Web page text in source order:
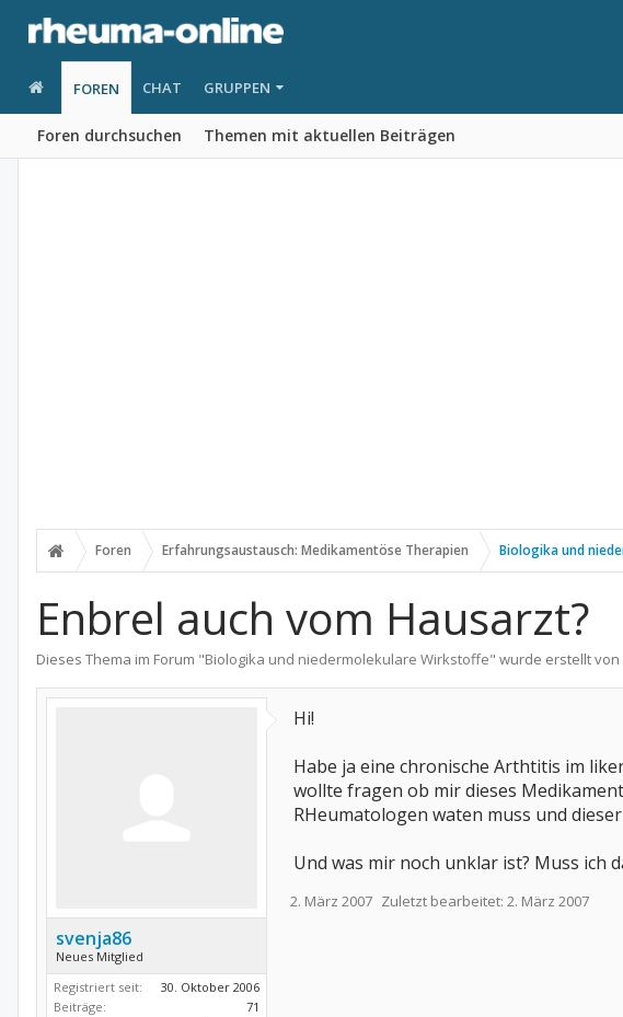
FOREN
Foren durchsuchen Themen mit aktuellen Beiträgen
CHAT GRUPPEN
Foren Erfahrungsaustausch: Medikamentöse Therapien Biologika und
Enbrel auch vom Hausarzt?
Dieses Thema im Forum "Biologika und niedermolekulare Wirkstoffe" wurde erstellt von
svenja86
Neues Mitglied
Registriert seit:
30. Oktober 2006
Beiträge:
71
Hi!
Habe ja eine chronische Arthtitis im
wollte fragen ob mir dieses
RHeumatologen waten muss und
Und was mir noch unklar ist? Muss ich
2. März 2007 Zuletzt bearbeitet: 2. März 2007